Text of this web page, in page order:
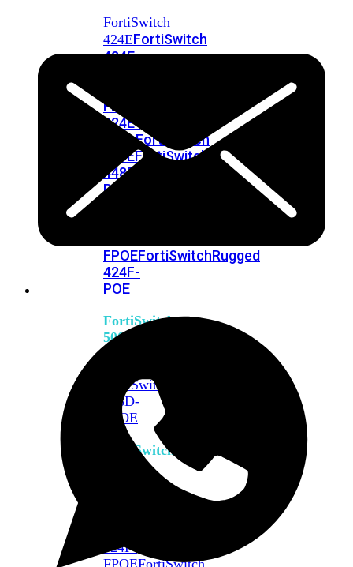
FortiSwitch
424EFortiSwitch
424E-
FPOE
424E-
FiberFortiSwitch
448EFortiSwitch
448E-
POE
FPOEFortiSwitchRugged
424F-
POE
FortiSwitch
500
FortiSwitch
548D-
FPOE
FortiSwitch
624F-
FPOEFortiSwitch